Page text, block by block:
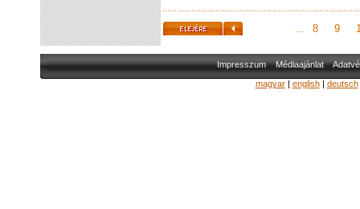
... 8 9
Impresszum Médiaajánlat
magyar| english| deutsch